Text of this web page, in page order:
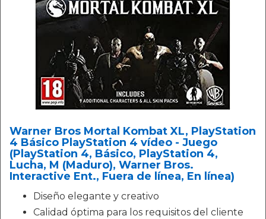
Warner Bros Mortal Kombat XL, PlayStation
4 Básico PlayStation 4 vídeo - Juego
(PlayStation 4, Básico, PlayStation 4,
Lucha, M (Maduro), Warner Bros.
Interactive Ent., Fuera de línea, En línea)
Diseño elegante y creativo
Calidad óptima para los requisitos del cliente